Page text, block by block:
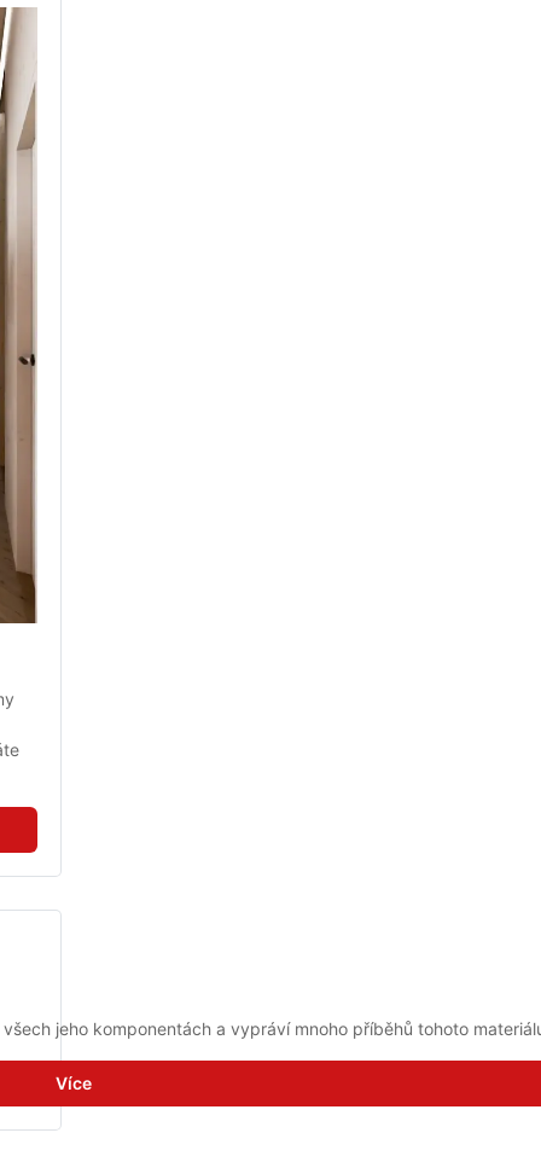
jeho komponentách a vypráví mnoho příběhů tohoto
Více